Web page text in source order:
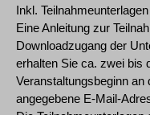
Inkl.
Eine Anleitung zur
Downloadzugang der
erhalten Sie ca. zwei bis
Veranstaltungsbeginn
angegebene E-Mail-